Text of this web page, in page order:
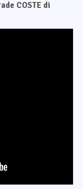
COSTE di